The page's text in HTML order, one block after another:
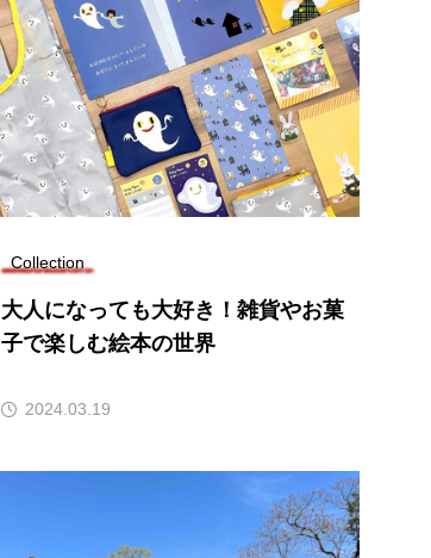
Collection
大人になっても大好き！雑貨やお菓
子で楽しむ絵本の世界
2024.03.19